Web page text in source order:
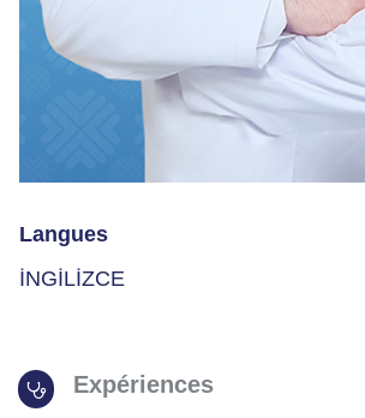
Langues
İNGİLİZCE
Expériences